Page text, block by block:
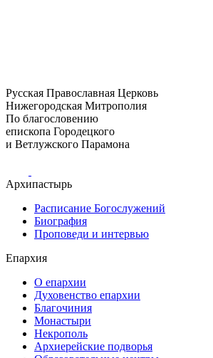
Русская Православная Церковь
Нижегородская Митрополия
По благословению
епископа Городецкого
и Ветлужского Парамона
Архипастырь
Расписание Богослужений
Биография
Проповеди и интервью
Епархия
О епархии
Духовенство епархии
Благочиния
Монастыри
Некрополь
Архиерейские подворья